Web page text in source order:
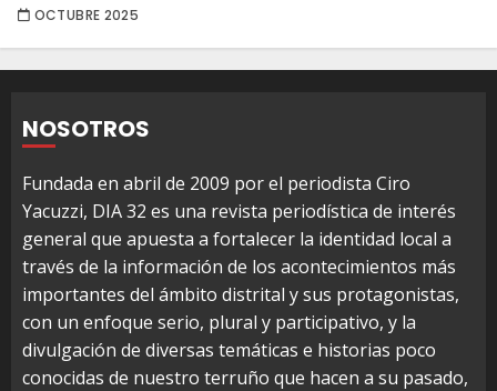
OCTUBRE 2025
NOSOTROS
Fundada en abril de 2009 por el periodista Ciro
Yacuzzi, DIA 32 es una revista periodística de interés
general que apuesta a fortalecer la identidad local a
través de la información de los acontecimientos más
importantes del ámbito distrital y sus protagonistas,
con un enfoque serio, plural y participativo, y la
divulgación de diversas temáticas e historias poco
conocidas de nuestro terruño que hacen a su pasado,